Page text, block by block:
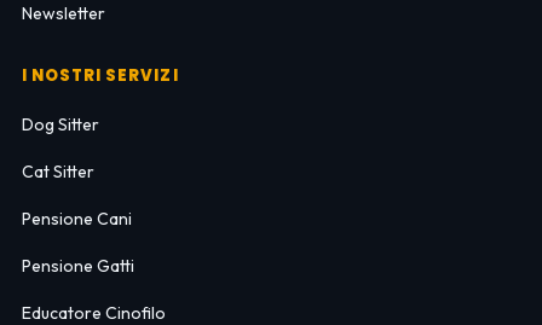
Newsletter
I NOSTRI SERVIZI
Dog Sitter
Cat Sitter
Pensione Cani
Pensione Gatti
Educatore Cinofilo